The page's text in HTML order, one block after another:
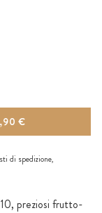
preziosi frutto-
€
di spedizione,